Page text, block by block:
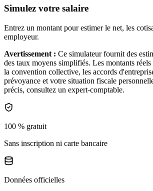
Simulez votre salaire
Entrez un montant pour estimer le net, les
employeur.
Avertissement : Ce simulateur fournit des
des taux moyens simplifiés. Les montants
la convention collective, les accords
prévoyance et votre situation fiscale
précis, consultez un expert-comptable.
100 % gratuit
Sans inscription ni carte bancaire
Données officielles